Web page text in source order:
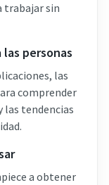
trabajar sin
personas
las
comprender
las tendencias
a obtener